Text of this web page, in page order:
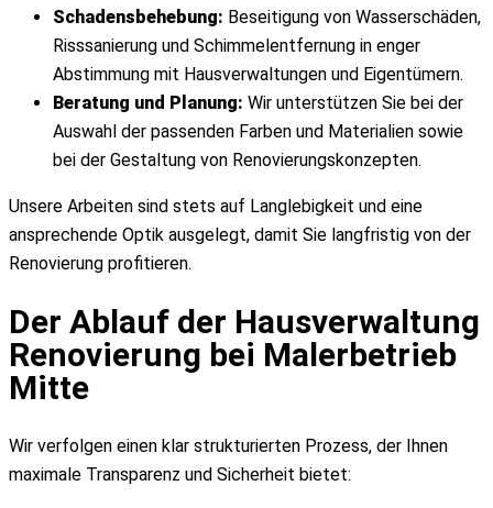
Schadensbehebung: Beseitigung von Wasserschäden,
Risssanierung und Schimmelentfernung in enger
Abstimmung mit Hausverwaltungen und Eigentümern.
Beratung und Planung: Wir unterstützen Sie bei der
Auswahl der passenden Farben und Materialien sowie
bei der Gestaltung von Renovierungskonzepten.
Unsere Arbeiten sind stets auf Langlebigkeit und eine
ansprechende Optik ausgelegt, damit Sie langfristig von der
Renovierung profitieren.
Der Ablauf der Hausverwaltung
Renovierung bei Malerbetrieb
Mitte
Wir verfolgen einen klar strukturierten Prozess, der Ihnen
maximale Transparenz und Sicherheit bietet: